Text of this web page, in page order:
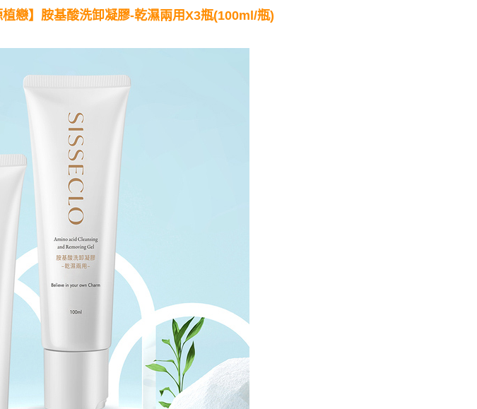
植戀】胺基酸洗卸凝膠-乾濕兩用X3瓶(100ml/瓶)